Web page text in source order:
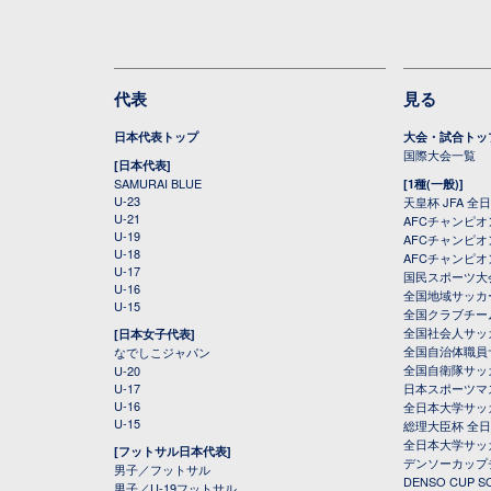
代表
日本代表トップ
[日本代表]
SAMURAI BLUE
U-23
U-21
U-19
U-18
U-17
U-16
U-15
[日本女子代表]
なでしこジャパン
U-20
U-17
U-16
U-15
[フットサル日本代表]
男子／フットサル
男子／U-19フットサル
見る
大会・試合トッ
国際大会一覧
[1種(一般)]
天皇杯 JFA 全
AFCチャンピ
AFCチャンピ
AFCチャンピ
国民スポーツ
全国地域サッ
全国クラブチ
全国社会人サ
全国自治体職
全国自衛隊サ
日本スポーツ
全日本大学サ
総理大臣杯 全
全日本大学サ
デンソーカッ
DENSO CUP